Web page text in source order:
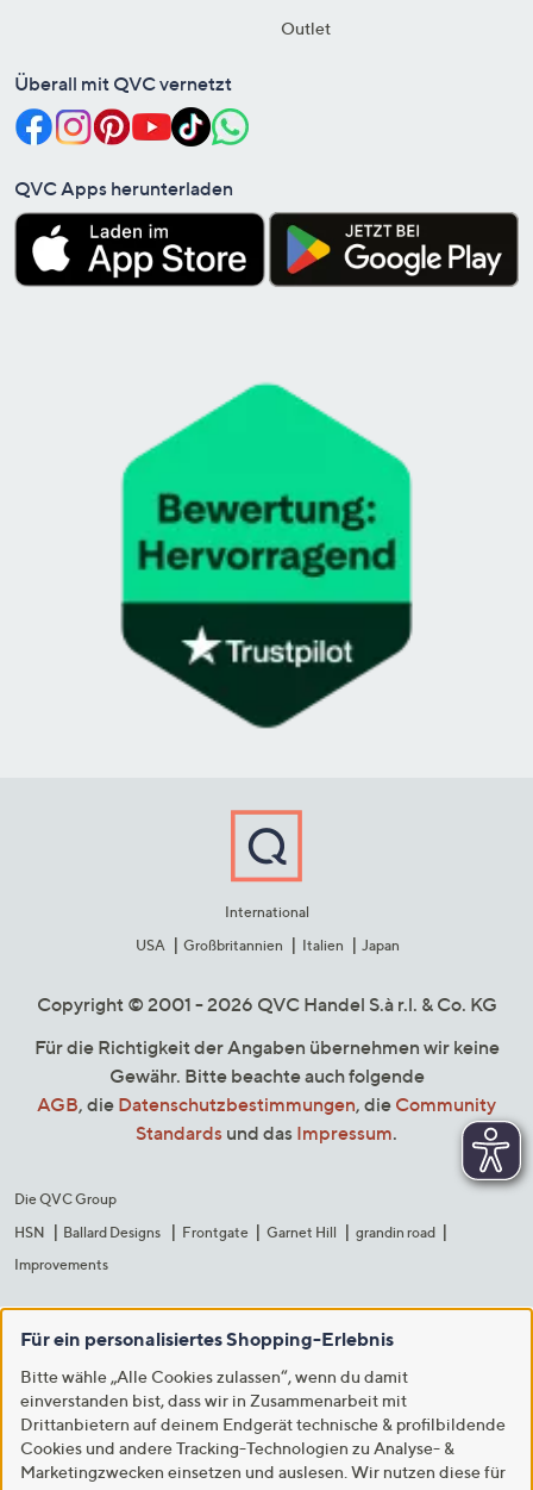
Outlet
Überall mit QVC vernetzt
QVC Apps herunterladen
International
USA
Großbritannien Italien Japan
Copyright © 2001 - 2026 QVC Handel S.à r.l. & Co. KG
Für die Richtigkeit der Angaben übernehmen wir keine
Gewähr. Bitte beachte auch folgende
AGB, die Datenschutzbestimmungen, die Community
Standards und das Impressum.
Die QVC Group
HSN
Ballard Designs Frontgate Garnet Hill
grandin road
Improvements
Für ein personalisiertes Shopping-Erlebnis
Bitte wähle „Alle Cookies zulassen“, wenn du damit
einverstanden bist, dass wir in Zusammenarbeit mit
Drittanbietern auf deinem Endgerät technische & profilbildende
Cookies und andere Tracking-Technologien zu Analyse- &
Marketingzwecken einsetzen und auslesen. Wir nutzen diese für